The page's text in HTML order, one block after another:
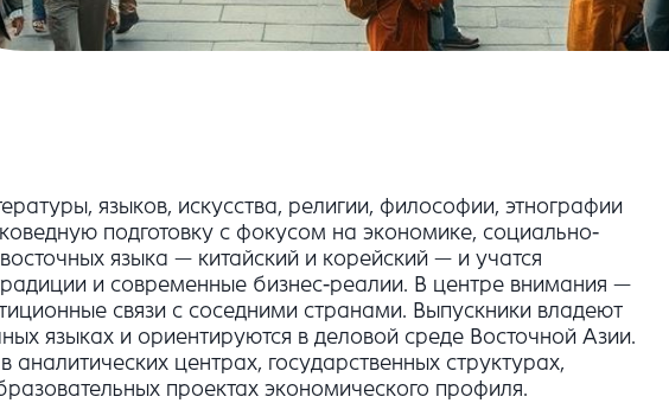
языков, искусства, религии, философии, этнографии
подготовку с фокусом на экономике, социально-
языка — китайский и корейский — и учатся
и современные бизнес-реалии. В центре внимания —
связи с соседними странами. Выпускники владеют
языках и ориентируются в деловой среде Восточной Азии.
центрах, государственных структурах,
проектах экономического профиля.